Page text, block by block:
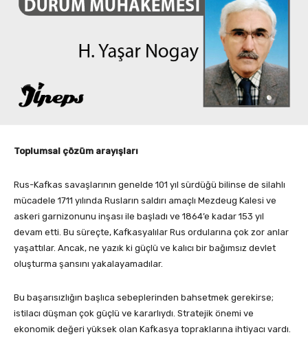
Toplumsal çözüm arayışları
Rus-Kafkas savaşlarının genelde 101 yıl sürdüğü bilinse de silahlı
mücadele 1711 yılında Rusların saldırı amaçlı Mezdeug Kalesi ve
askeri garnizonunu inşası ile başladı ve 1864’e kadar 153 yıl
devam etti. Bu süreçte, Kafkasyalılar Rus ordularına çok zor anlar
yaşattılar. Ancak, ne yazık ki güçlü ve kalıcı bir bağımsız devlet
oluşturma şansını yakalayamadılar.
Bu başarısızlığın başlıca sebeplerinden bahsetmek gerekirse;
istilacı düşman çok güçlü ve kararlıydı. Stratejik önemi ve
ekonomik değeri yüksek olan Kafkasya topraklarına ihtiyacı vardı.